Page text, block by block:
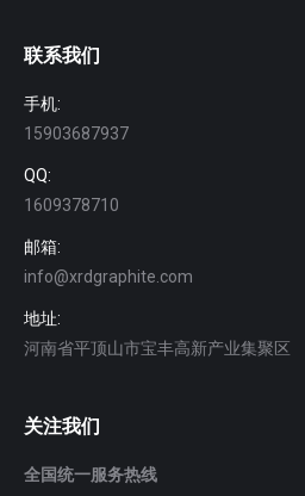
联系我们
手机:
15903687937
QQ:
1609378710
邮箱:
info@xrdgraphite.com
地址:
河南省平顶山市宝丰高新产业集聚区
关注我们
全国统一服务热线